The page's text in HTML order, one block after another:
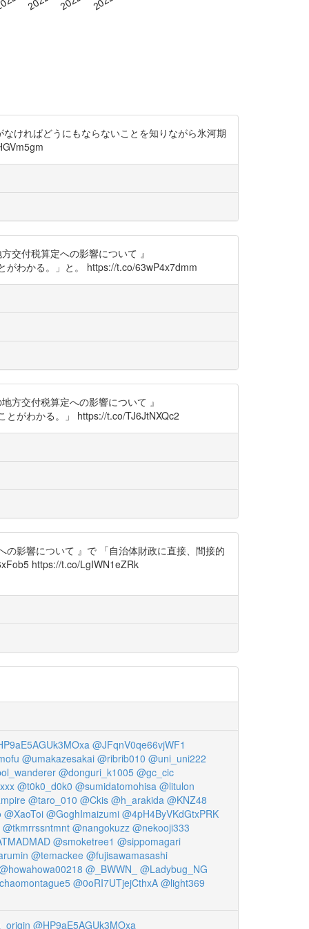
ければどうにもならないことを知りながら氷河期
交付税算定への影響について 』
がわかる。」と。 https://t.co/63wP4x7dmm
方交付税算定への影響について 』
がわかる。」 https://t.co/TJ6JtNXQc2
影響について 』で 「自治体財政に直接、間接的
https://t.co/LgIWN1eZRk
@JFqnV0qe66vjWF1
@umakazesakai @ribrib010 @uni_uni222
@donguri_k1005 @gc_cic
@t0k0_d0k0 @sumidatomohisa @litulon
@taro_010 @Ckis @h_arakida @KNZ48
@XaoToi @GoghImaizumi @4pH4ByVKdGtxPRK
@tkmrrssntmnt @nangokuzz @nekooji333
@smoketree1 @sippomagari
@temackee @fujisawamasashi
@_BWWN_
@Ladybug_NG
@0oRI7UTjejCthxA @light369
@HP9aE5AGUk3MOxa